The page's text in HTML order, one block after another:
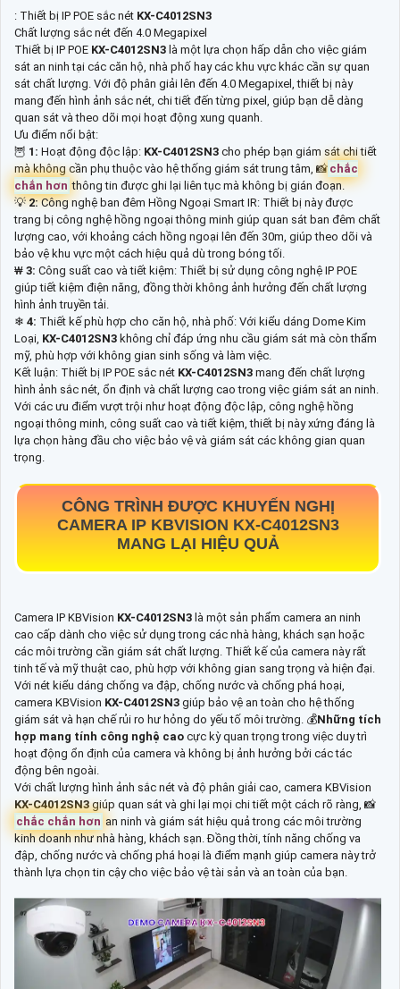
: Thiết bị IP POE sắc nét KX-C4012SN3
Chất lượng sắc nét đến 4.0 Megapixel
Thiết bị IP POE KX-C4012SN3 là một lựa chọn hấp dẫn cho việc giám
sát an ninh tại các căn hộ, nhà phố hay các khu vực khác cần sự quan
sát chất lượng. Với độ phân giải lên đến 4.0 Megapixel, thiết bị này
mang đến hình ảnh sắc nét, chi tiết đến từng pixel, giúp bạn dễ dàng
quan sát và theo dõi mọi hoạt động xung quanh.
Ưu điểm nổi bật:
🦉 1: Hoạt động độc lập: KX-C4012SN3 cho phép bạn giám sát chi tiết
mà không cần phụ thuộc vào hệ thống giám sát trung tâm, 📸 chắc
chắn hơn thông tin được ghi lại liên tục mà không bị gián đoạn.
💡2:Công nghệ ban đêm Hồng Ngoại Smart IR: Thiết bị này được
trang bị công nghệ hồng ngoại thông minh giúp quan sát ban đêm chất
lượng cao, với khoảng cách hồng ngoại lên đến 30m, giúp theo dõi và
bảo vệ khu vực một cách hiệu quả dù trong bóng tối.
₩ 3: Công suất cao và tiết kiệm: Thiết bị sử dụng công nghệ IP POE
giúp tiết kiệm điện năng, đồng thời không ảnh hưởng đến chất lượng
hình ảnh truyền tải.
❄ 4: Thiết kế phù hợp cho căn hộ, nhà phố: Với kiểu dáng Dome Kim
Loại, KX-C4012SN3 không chỉ đáp ứng nhu cầu giám sát mà còn thẩm
mỹ, phù hợp với không gian sinh sống và làm việc.
Kết luận: Thiết bị IP POE sắc nét KX-C4012SN3 mang đến chất lượng
hình ảnh sắc nét, ổn định và chất lượng cao trong việc giám sát an ninh.
Với các ưu điểm vượt trội như hoạt động độc lập, công nghệ hồng
ngoại thông minh, công suất cao và tiết kiệm, thiết bị này xứng đáng là
lựa chọn hàng đầu cho việc bảo vệ và giám sát các không gian quan
trọng.
CÔNG TRÌNH ĐƯỢC KHUYẾN NGHỊ
CAMERA IP KBVISION KX-C4012SN3
MANG LẠI HIỆU QUẢ
Camera IP KBVision KX-C4012SN3 là một sản phẩm camera an ninh
cao cấp dành cho việc sử dụng trong các nhà hàng, khách sạn hoặc
các môi trường cần giám sát chất lượng. Thiết kế của camera này rất
tinh tế và mỹ thuật cao, phù hợp với không gian sang trọng và hiện đại.
Với nét kiểu dáng chống va đập, chống nước và chống phá hoại,
camera KBVision KX-C4012SN3 giúp bảo vệ an toàn cho hệ thống
giám sát và hạn chế rủi ro hư hỏng do yếu tố môi trường. 💰Những tích
hợp mang tính công nghệ cao cực kỳ quan trọng trong việc duy trì
hoạt động ổn định của camera và không bị ảnh hưởng bởi các tác
động bên ngoài.
Với chất lượng hình ảnh sắc nét và độ phân giải cao, camera KBVision
KX-C4012SN3giúp quan sát và ghi lại mọi chi tiết một cách rõ ràng, 📸
chắc chắn hơn an ninh và giám sát hiệu quả trong các môi trường
kinh doanh như nhà hàng, khách sạn. Đồng thời, tính năng chống va
đập, chống nước và chống phá hoại là điểm mạnh giúp camera này trở
thành lựa chọn tin cậy cho việc bảo vệ tài sản và an toàn của bạn.